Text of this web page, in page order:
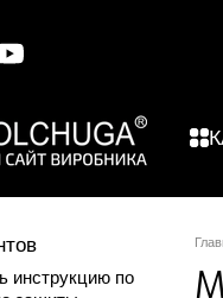
инструкцию по